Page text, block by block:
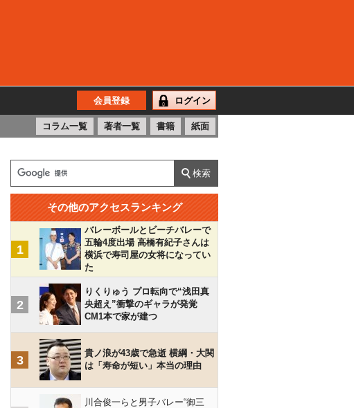
会員登録 ログイン
コラム一覧 著者一覧 書籍 紙面
その他のアクセスランキング
1
バレーボールとビーチバレーで
五輪4度出場 高橋有紀子さんは
横浜で寿司屋の女将になってい
た
2
りくりゅう プロ転向で“浅田真
央超え”衝撃のギャラが発覚
CM1本で家が建つ
3
貴ノ浪が43歳で急逝 横綱・大関
は「寿命が短い」本当の理由
川合俊一らと男子バレー“御三